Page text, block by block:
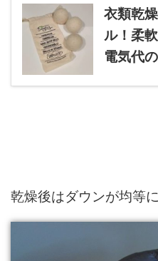
衣類乾
ル！柔
電気代
乾燥後はダウンが均等